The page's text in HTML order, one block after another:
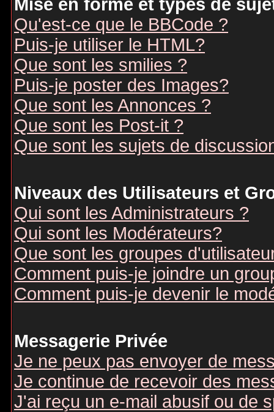
Mise en forme et types de
Qu'est-ce que le BBCode ?
Puis-je utiliser le HTML?
Que sont les smilies ?
Puis-je poster des Images?
Que sont les Annonces ?
Que sont les Post-it ?
Que sont les sujets de
Niveaux des Utilisateurs et
Qui sont les Administrateurs ?
Qui sont les Modérateurs?
Que sont les groupes
Comment puis-je joindre un
Comment puis-je devenir le
Messagerie Privée
Je ne peux pas envoyer de
Je continue de recevoir des
J'ai reçu un e-mail abusif ou de